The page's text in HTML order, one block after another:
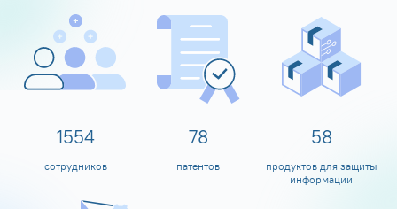
1600
сотрудников
80
патентов
60
продуктов для защиты
информации